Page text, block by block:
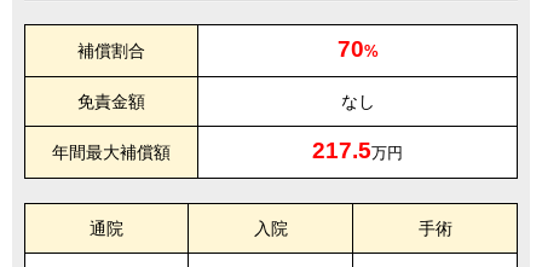
補償割合 70%
免責金額 なし
年間最大補償額 217.5万円
通院 入院 手術